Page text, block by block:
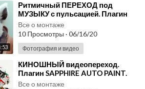
⁣Ритмичный ПЕРЕХОД под
МУЗЫКУ с пульсацией. Плагин
Sapphire Shake. Уроки Sony Vegas
Pro
Все о монтаже
10 Просмотры · 06/16/20
Фотография и видео
⁣КИНОШНЫЙ видеопереход.
Плагин SAPPHIRE AUTO PAINT.
Уроки видеомонтажа Sony Vegas
Все о монтаже